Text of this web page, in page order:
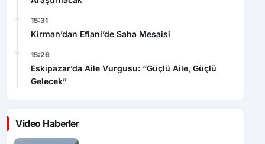
15:31
Kirman’dan Eflani’de Saha Mesaisi
15:26
Eskipazar’da Aile Vurgusu: “Güçlü Aile, Güçlü
Gelecek”
Video Haberler